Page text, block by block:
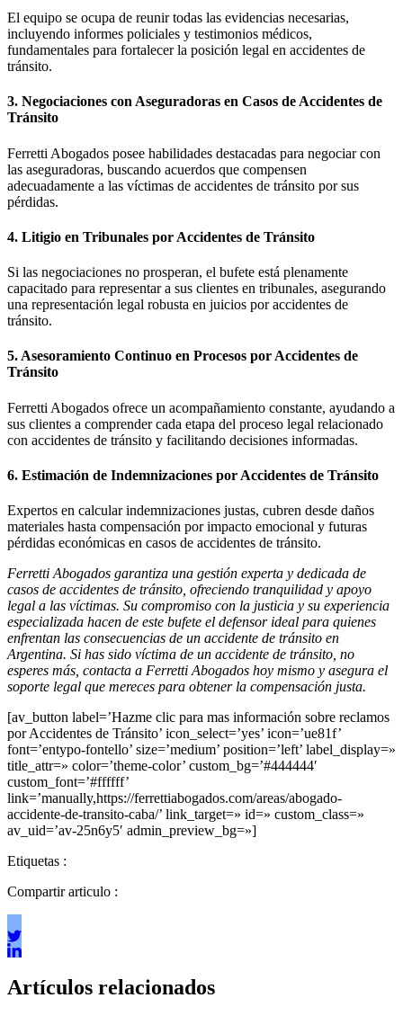
El equipo se ocupa de reunir todas las evidencias necesarias,
incluyendo informes policiales y testimonios médicos,
fundamentales para fortalecer la posición legal en accidentes de
tránsito.
3. Negociaciones con Aseguradoras en Casos de Accidentes de
Tránsito
Ferretti Abogados posee habilidades destacadas para negociar con
las aseguradoras, buscando acuerdos que compensen
adecuadamente a las víctimas de accidentes de tránsito por sus
pérdidas​​.
4. Litigio en Tribunales por Accidentes de Tránsito
Si las negociaciones no prosperan, el bufete está plenamente
capacitado para representar a sus clientes en tribunales, asegurando
una representación legal robusta en juicios por accidentes de
tránsito.
5. Asesoramiento Continuo en Procesos por Accidentes de
Tránsito
Ferretti Abogados ofrece un acompañamiento constante, ayudando a
sus clientes a comprender cada etapa del proceso legal relacionado
con accidentes de tránsito y facilitando decisiones informadas.
6. Estimación de Indemnizaciones por Accidentes de Tránsito
Expertos en calcular indemnizaciones justas, cubren desde daños
materiales hasta compensación por impacto emocional y futuras
pérdidas económicas en casos de accidentes de tránsito​​.
Ferretti Abogados garantiza una gestión experta y dedicada de
casos de accidentes de tránsito, ofreciendo tranquilidad y apoyo
legal a las víctimas. Su compromiso con la justicia y su experiencia
especializada hacen de este bufete el defensor ideal para quienes
enfrentan las consecuencias de un accidente de tránsito en
Argentina. Si has sido víctima de un accidente de tránsito, no
esperes más, contacta a Ferretti Abogados hoy mismo y asegura el
soporte legal que mereces para obtener la compensación justa.
[av_button label=’Hazme clic para mas información sobre reclamos
por Accidentes de Tránsito’ icon_select=’yes’ icon=’ue81f’
font=’entypo-fontello’ size=’medium’ position=’left’ label_display=»
title_attr=» color=’theme-color’ custom_bg=’#444444′
custom_font=’#ffffff’
link=’manually,https://ferrettiabogados.com/areas/abogado-
accidente-de-transito-caba/’ link_target=» id=» custom_class=»
av_uid=’av-25n6y5′ admin_preview_bg=»]
Etiquetas :
Compartir articulo :
Artículos relacionados